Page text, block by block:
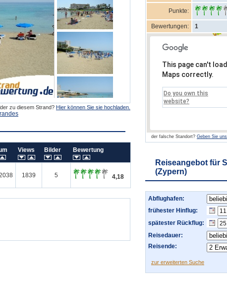
zu diesem Strand? Hier können Sie sie hochladen.
Views Bilder Bewertung
1839 5 4,18
Punkte:
Bewertungen: 1
This page can't
Maps correctly.
Do you own this
website?
der falsche Standort? Geben Sie
Reiseangebot für
(Zypern)
Abflughafen:
frühester Hinflug:
spätester Rückflug:
Reisedauer:
Reisende:
zur erweiterten Suche